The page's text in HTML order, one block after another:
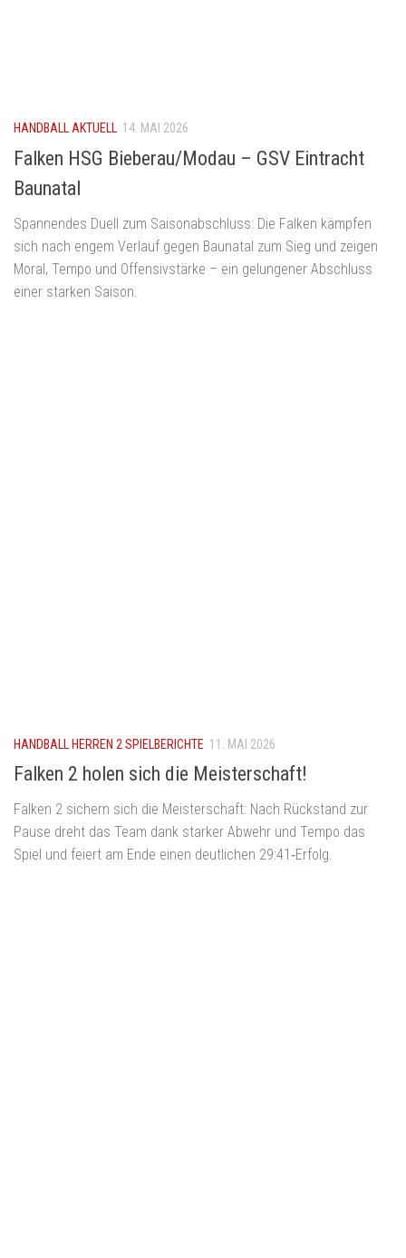
HANDBALL AKTUELL 14. MAI 2026
Falken HSG Bieberau/Modau – GSV Eintracht
Baunatal
Spannendes Duell zum Saisonabschluss: Die Falken kämpfen
sich nach engem Verlauf gegen Baunatal zum Sieg und zeigen
Moral, Tempo und Offensivstärke – ein gelungener Abschluss
einer starken Saison.
HANDBALL HERREN 2 SPIELBERICHTE 11. MAI 2026
Falken 2 holen sich die Meisterschaft!
Falken 2 sichern sich die Meisterschaft: Nach Rückstand zur
Pause dreht das Team dank starker Abwehr und Tempo das
Spiel und feiert am Ende einen deutlichen 29:41‑Erfolg.